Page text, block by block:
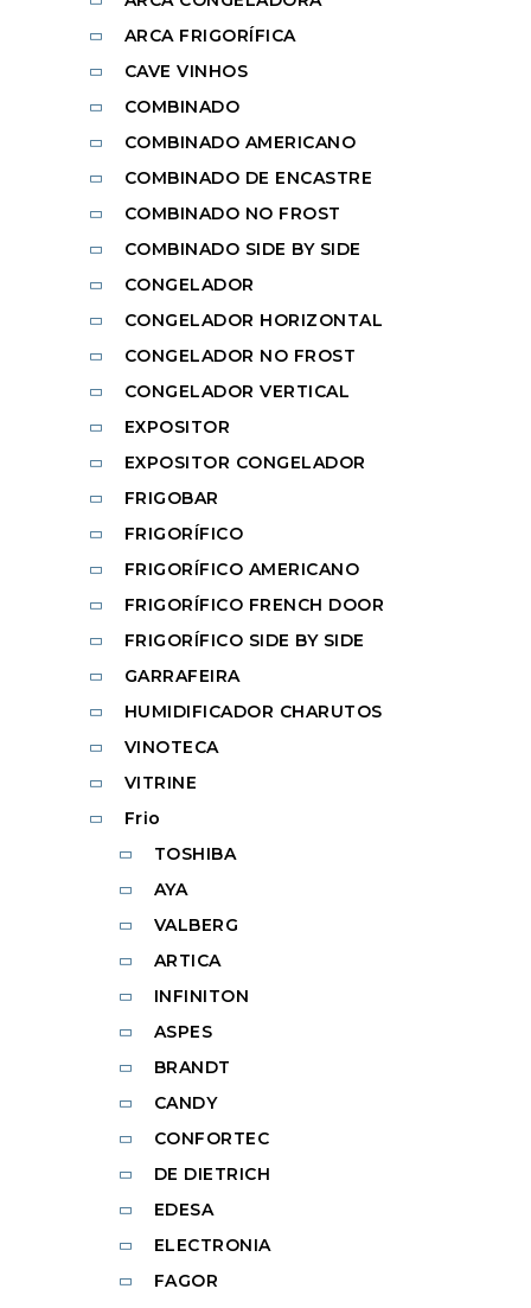
ARCA FRIGORÍFICA
CAVE VINHOS
COMBINADO
COMBINADO AMERICANO
COMBINADO DE ENCASTRE
COMBINADO NO FROST
COMBINADO SIDE BY SIDE
CONGELADOR
CONGELADOR HORIZONTAL
CONGELADOR NO FROST
CONGELADOR VERTICAL
EXPOSITOR
EXPOSITOR CONGELADOR
FRIGOBAR
FRIGORÍFICO
FRIGORÍFICO AMERICANO
FRIGORÍFICO FRENCH DOOR
FRIGORÍFICO SIDE BY SIDE
GARRAFEIRA
HUMIDIFICADOR CHARUTOS
VINOTECA
VITRINE
Frio
TOSHIBA
AYA
VALBERG
ARTICA
INFINITON
ASPES
BRANDT
CANDY
CONFORTEC
DE DIETRICH
EDESA
ELECTRONIA
FAGOR